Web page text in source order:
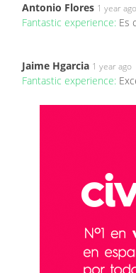
Antonio Flores 1 year ago
Fantastic experience: Es
Jaime Hgarcia 1 year ago
Fantastic experience: